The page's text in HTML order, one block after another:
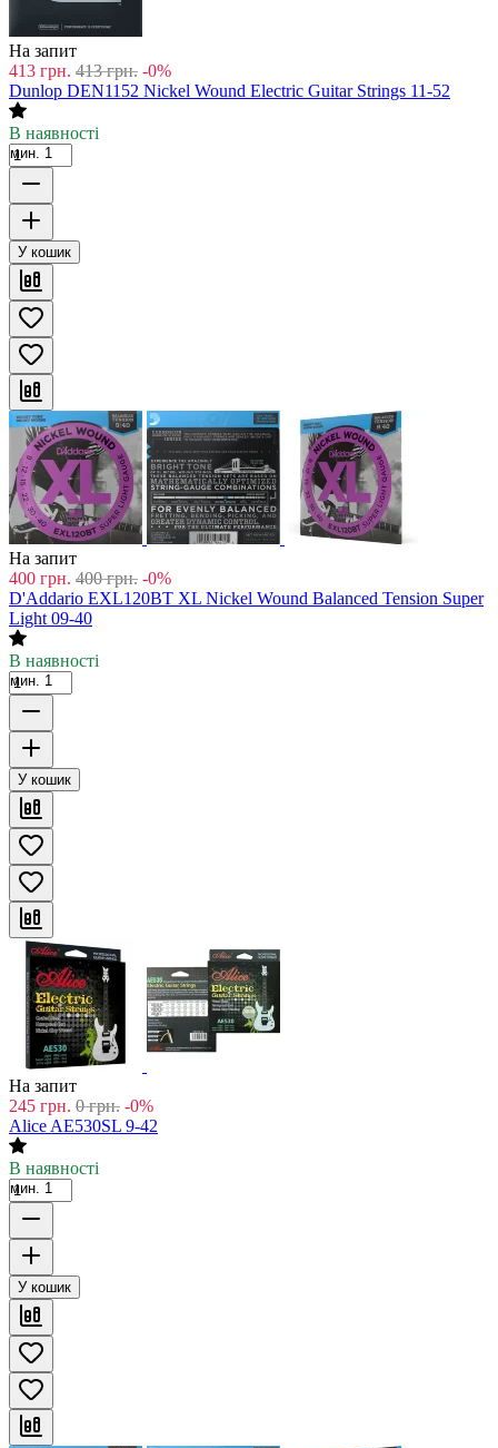
На запит
413 грн. 413 грн. -0%
Dunlop DEN1152 Nickel Wound Electric Guitar Strings 11-52
В наявності
мин. 1
У кошик
На запит
400 грн. 400 грн. -0%
D'Addario EXL120BT XL Nickel Wound Balanced Tension Super
Light 09-40
В наявності
мин. 1
У кошик
На запит
245 грн. 0 грн. -0%
Alice AE530SL 9-42
В наявності
мин. 1
У кошик